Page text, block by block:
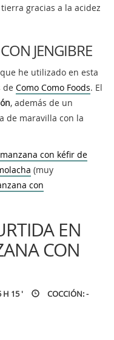
gracias a la acidez
JENGIBRE
he utilizado en esta
de Como Como Foods. El
, además de un
de maravilla con la
con kéfir de
(muy
con
EN
CON
H 15 '
COCCIÓN: -